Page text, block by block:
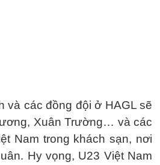
và các đồng đội ở HAGL sẽ
Xuân Trường… và các
Nam trong khách sạn, nơi
Hy vọng, U23 Việt Nam